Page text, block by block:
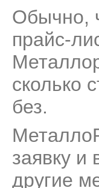
Обычно,
прайс-
сколько
без.
заявку и
другие